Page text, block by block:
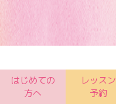
はじめての
方へ
レッスン
予約